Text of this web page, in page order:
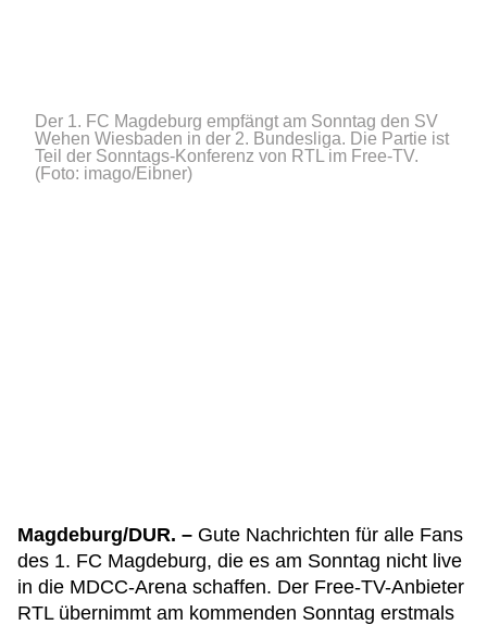
Der 1. FC Magdeburg empfängt am Sonntag den SV
Wehen Wiesbaden in der 2. Bundesliga. Die Partie ist
Teil der Sonntags-Konferenz von RTL im Free-TV.
(Foto: imago/Eibner)
Magdeburg/DUR. – Gute Nachrichten für alle Fans
des 1. FC Magdeburg, die es am Sonntag nicht live
in die MDCC-Arena schaffen. Der Free-TV-Anbieter
RTL übernimmt am kommenden Sonntag erstmals